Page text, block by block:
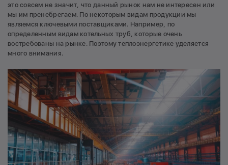
это совсем не значит, что данный рынок нам не интересен или
мы им пренебрегаем. По некоторым видам продукции мы
являемся ключевыми поставщиками. Например, по
определенным видам котельных труб, которые очень
востребованы на рынке. Поэтому теплоэнергетике уделяется
много внимания.